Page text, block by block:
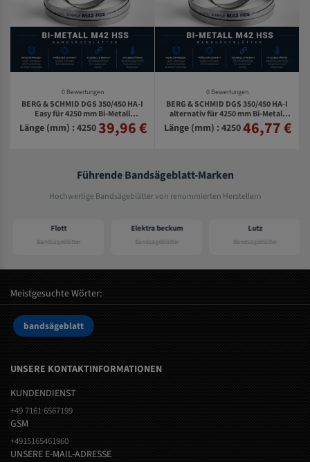
0 Bewertungen
BERG & SCHMID DGS 350/450 HA-I
Easy für 4250 mm Bi-Metall
Bandsägeblätter
Länge (mm) : 425039,96 €
0 Bewertungen
BERG & SCHMID DGS 350/450 HA-I
alternativ für 4250 mm Bi-Metall
Bandsägeblätter
Länge (mm) : 425046,77 €
Führende Bandsägeblatt-Marken
Hochwertige Bandsägeblätter von renommierten Herstellern
Flott
Bandsägeblätter
Elektra beckum
Bandsägeblätter
Lutz
Bandsägeblätter
Meistgesuchte Wörter:
bandsägeblatt
UNSERE KONTAKTINFORMATIONEN
KUNDENDIENST
+49 7161 6567199
GSM
+4915165461960
UNSERE E-MAIL-ADRESSE